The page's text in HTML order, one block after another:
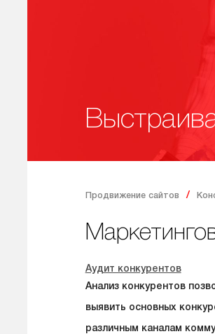
Продвижение сайтов
Аудит конкурентов
Анализ конкурентов
выявить основных
различным каналам